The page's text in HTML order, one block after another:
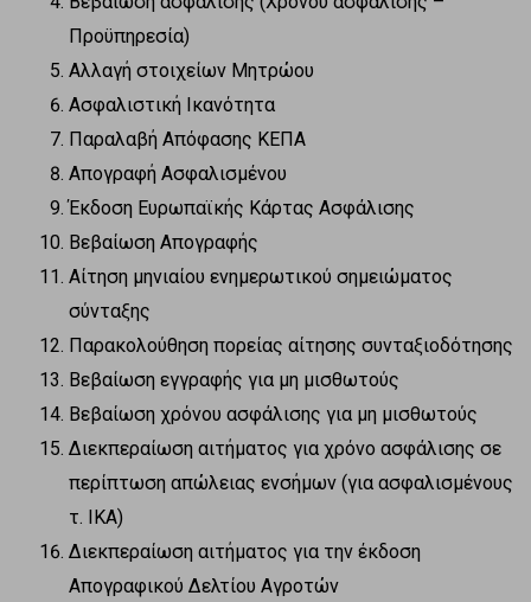
Προϋπηρεσία)
Αλλαγή στοιχείων Μητρώου
Ασφαλιστική Ικανότητα
Παραλαβή Απόφασης ΚΕΠΑ
Απογραφή Ασφαλισμένου
Έκδοση Ευρωπαϊκής Κάρτας Ασφάλισης
Βεβαίωση Απογραφής
Αίτηση μηνιαίου ενημερωτικού σημειώματος
σύνταξης
Παρακολούθηση πορείας αίτησης συνταξιοδότησης
Βεβαίωση εγγραφής για μη μισθωτούς
Βεβαίωση χρόνου ασφάλισης για μη μισθωτούς
Διεκπεραίωση αιτήματος για χρόνο ασφάλισης σε
περίπτωση απώλειας ενσήμων (για ασφαλισμένους
τ. ΙΚΑ)
Διεκπεραίωση αιτήματος για την έκδοση
Απογραφικού Δελτίου Αγροτών